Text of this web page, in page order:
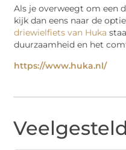
Als je overweegt om een
kijk dan eens naar de
driewielfiets van Huka
duurzaamheid en het
https://www.huka.nl/